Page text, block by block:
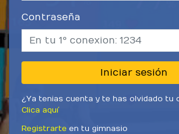
Contraseña
Iniciar sesión
¿Ya tenias cuenta y te has olvidado tu
Clica aquí
Registrarte en tu gimnasio